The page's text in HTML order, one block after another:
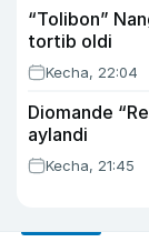
“Tolibon”
tortib oldi
Kecha, 22:04
Diomande
aylandi
Kecha, 21:45